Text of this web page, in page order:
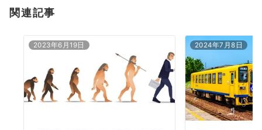
関連記事
2023年6月19日 2024年7月8日